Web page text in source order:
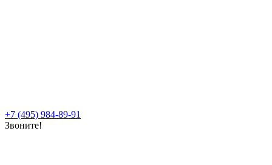
+7 (495) 984-89-91
Звоните!